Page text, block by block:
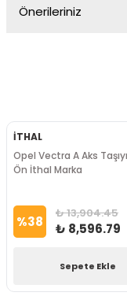
Önerileriniz
İTHAL
Opel Vectra A Aks
Ön İthal Marka
%38 ₺ 13,904.45
₺ 8,596.79
Sepete Ekle